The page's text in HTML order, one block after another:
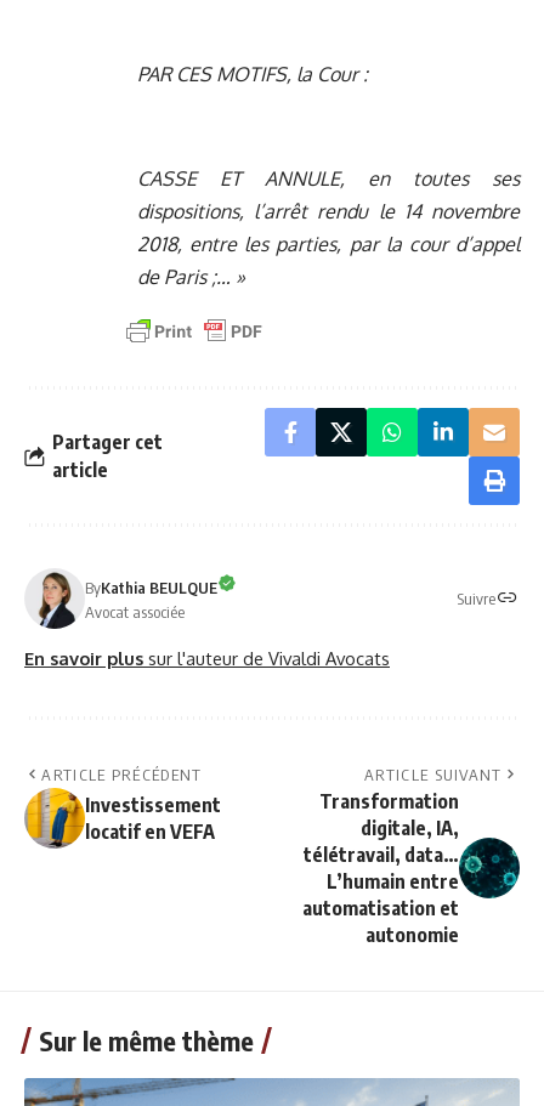
PAR CES MOTIFS, la Cour :
CASSE ET ANNULE, en toutes ses
dispositions, l’arrêt rendu le 14 novembre
2018, entre les parties, par la cour d’appel
de Paris ;… »
Partager cet
article
ByKathia BEULQUE
Avocat associée
Suivre
En savoir plus sur l'auteur de Vivaldi Avocats
ARTICLE PRÉCÉDENT
Investissement
locatif en VEFA
ARTICLE SUIVANT
Transformation
digitale, IA,
télétravail, data…
L’humain entre
automatisation et
autonomie
Sur le même thème